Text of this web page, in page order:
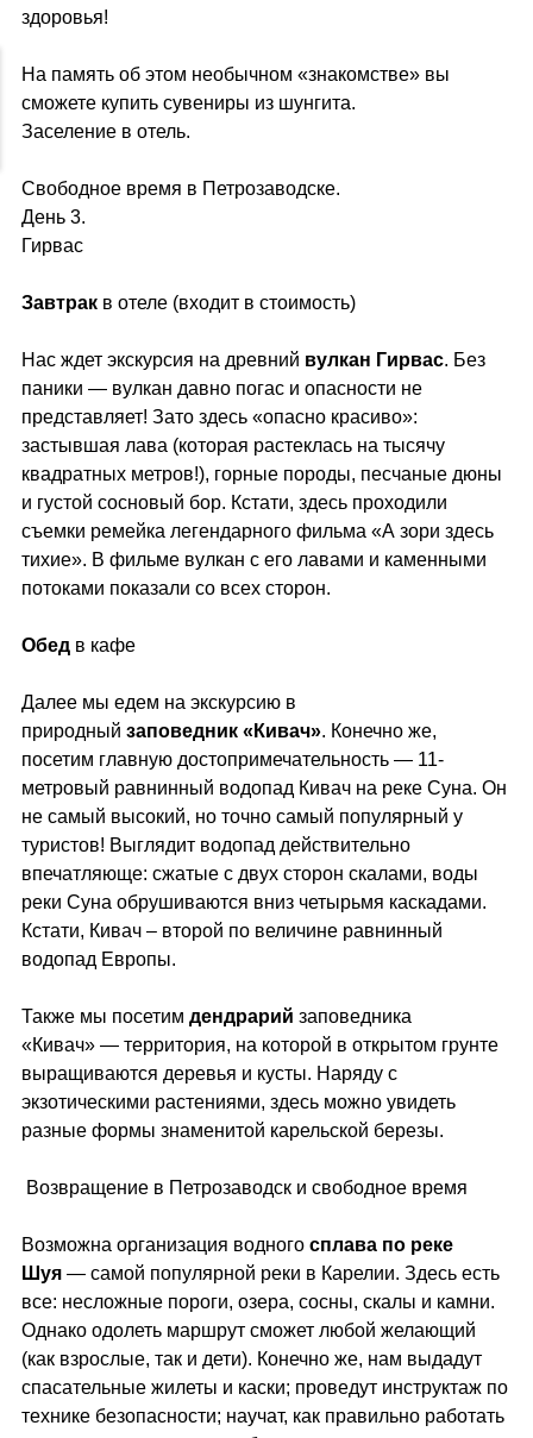
здоровья!
На память об этом необычном «знакомстве» вы
сможете купить сувениры из шунгита.
Заселение в отель.
Свободное время в Петрозаводске.
День 3.
Гирвас
Завтрак в отеле (входит в стоимость)
Нас ждет экскурсия на древний вулкан Гирвас. Без
паники — вулкан давно погас и опасности не
представляет! Зато здесь «опасно красиво»:
застывшая лава (которая растеклась на тысячу
квадратных метров!), горные породы, песчаные дюны
и густой сосновый бор. Кстати, здесь проходили
съемки ремейка легендарного фильма «А зори здесь
тихие». В фильме вулкан с его лавами и каменными
потоками показали со всех сторон.
Обед в кафе
Далее мы едем на экскурсию в
природный заповедник «Кивач». Конечно же,
посетим главную достопримечательность — 11-
метровый равнинный водопад Кивач на реке Суна. Он
не самый высокий, но точно самый популярный у
туристов! Выглядит водопад действительно
впечатляюще: сжатые с двух сторон скалами, воды
реки Суна обрушиваются вниз четырьмя каскадами.
Кстати, Кивач – второй по величине равнинный
водопад Европы.
Также мы посетим дендрарий заповедника
«Кивач» — территория, на которой в открытом грунте
выращиваются деревья и кусты. Наряду с
экзотическими растениями, здесь можно увидеть
разные формы знаменитой карельской березы.
Возвращение в Петрозаводск и свободное время
Возможна организация водного сплава по реке
Шуя — самой популярной реки в Карелии. Здесь есть
все: несложные пороги, озера, сосны, скалы и камни.
Однако одолеть маршрут сможет любой желающий
(как взрослые, так и дети). Конечно же, нам выдадут
спасательные жилеты и каски; проведут инструктаж по
технике безопасности; научат, как правильно работать